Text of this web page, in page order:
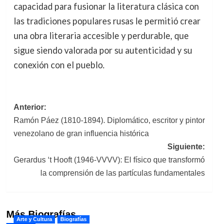
capacidad para fusionar la literatura clásica con
las tradiciones populares rusas le permitió crear
una obra literaria accesible y perdurable, que
sigue siendo valorada por su autenticidad y su
conexión con el pueblo.
Navegación
de
entradas
Anterior:
Ramón Páez (1810-1894). Diplomático, escritor y pintor
venezolano de gran influencia histórica
Siguiente:
Gerardus ‘t Hooft (1946-VVVV): El físico que transformó
la comprensión de las partículas fundamentales
Más Biografías
Arte y Cultura Biografías